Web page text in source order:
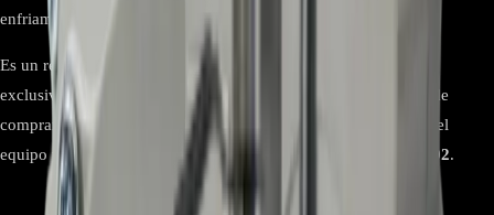
enfriamiento uniforme y silencioso dentro del ambiente.
Es un repuesto original LG; está diseñado para reemplazar
exclusivamente motores con el mismo número de parte. Antes de
comprar, verifique la etiqueta del motor retirado o el despiece del
equipo y confirme que coincida exactamente con
EAU62064602.